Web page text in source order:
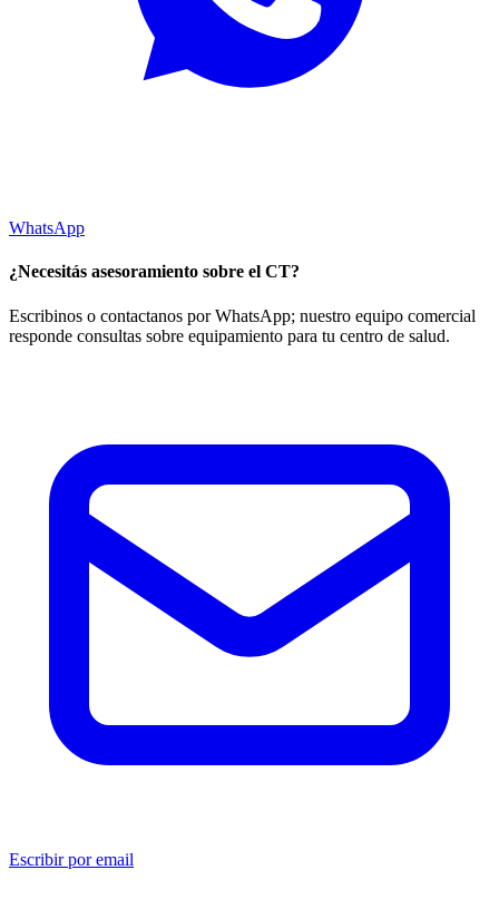
WhatsApp
¿Necesitás asesoramiento sobre el CT?
Escribinos o contactanos por WhatsApp; nuestro equipo comercial
responde consultas sobre equipamiento para tu centro de salud.
Escribir por email